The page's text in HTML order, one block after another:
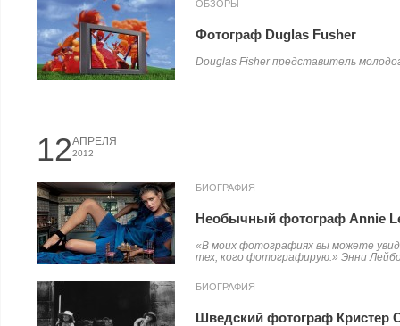
ОБЗОРЫ
Фотограф Duglas Fusher
Douglas Fisher представитель
12АПРЕЛЯ
2012
БИОГРАФИЯ
Необычный фотограф Annie
«В моих фотографиях вы можете
тех, кого фотографирую.» Энни
БИОГРАФИЯ
Шведский фотограф Кристер